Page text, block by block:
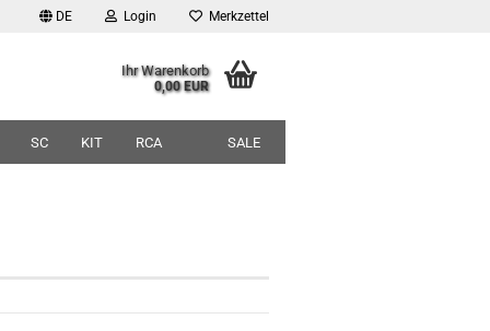
DE Login Merkzettel
Ihr Warenkorb
0,00 EUR
SC KIT RCA SALE